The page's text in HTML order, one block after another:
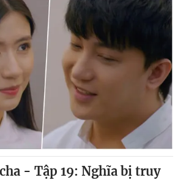
- Tập 19: Nghĩa bị truy